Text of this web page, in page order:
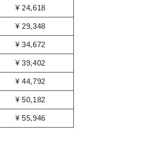
¥ 24,618
¥ 29,348
¥ 34,672
¥ 39,402
¥ 44,792
¥ 50,182
¥ 55,946